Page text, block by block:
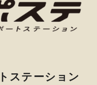
ステーション